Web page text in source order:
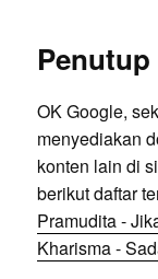
Penutup
OK Google,
menyediakan
konten lain di
berikut daftar
Pramudita -
Kharisma -